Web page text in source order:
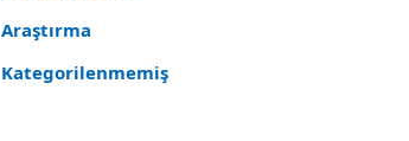
Araştırma
Kategorilenmemiş